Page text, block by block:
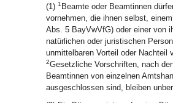
(1) 1 Beamte oder Beamtinnen
vornehmen, die ihnen selbst,
Abs. 5 BayVwVfG) oder einer von
natürlichen oder juristischen
unmittelbaren Vorteil oder Nachteil
2Gesetzliche Vorschriften, nach
Beamtinnen von einzelnen
ausgeschlossen sind, bleiben